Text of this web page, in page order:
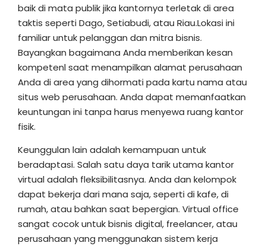
baik di mata publik jika kantornya terletak di area
taktis seperti Dago, Setiabudi, atau Riau.Lokasi ini
familiar untuk pelanggan dan mitra bisnis.
Bayangkan bagaimana Anda memberikan kesan
kompetenl saat menampilkan alamat perusahaan
Anda di area yang dihormati pada kartu nama atau
situs web perusahaan. Anda dapat memanfaatkan
keuntungan ini tanpa harus menyewa ruang kantor
fisik.
Keunggulan lain adalah kemampuan untuk
beradaptasi. Salah satu daya tarik utama kantor
virtual adalah fleksibilitasnya. Anda dan kelompok
dapat bekerja dari mana saja, seperti di kafe, di
rumah, atau bahkan saat bepergian. Virtual office
sangat cocok untuk bisnis digital, freelancer, atau
perusahaan yang menggunakan sistem kerja